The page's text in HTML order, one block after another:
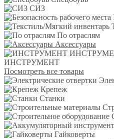
СИЗ
По отраслям
Аксессуары
ИНСТРУМЕНТ
Посмотреть все товары
Крепеж
Станки
Гайковерты